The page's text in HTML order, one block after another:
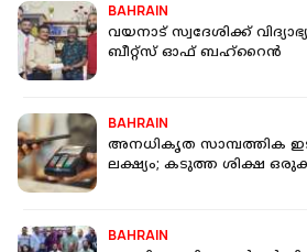
BAHRAIN
വയനാട് സ്വദേശിക്ക്
ബീറ്റ്സ് ഓഫ് ബഹ്‌റൈൻ
BAHRAIN
അനധികൃത സാമ്പത്തിക
ലക്ഷ്യം; കടുത്ത ശിക്ഷ
BAHRAIN